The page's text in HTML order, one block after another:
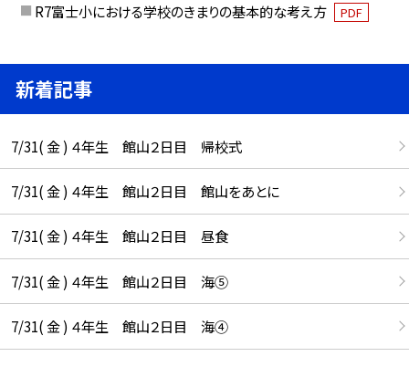
R7富士小における学校のきまりの基本的な考え方 PDF
新着記事
7/31( 金 ) ４年生 館山２日目 帰校式
7/31( 金 ) ４年生 館山２日目 館山をあとに
7/31( 金 ) ４年生 館山２日目 昼食
7/31( 金 ) ４年生 館山２日目 海⑤
7/31( 金 ) ４年生 館山２日目 海④